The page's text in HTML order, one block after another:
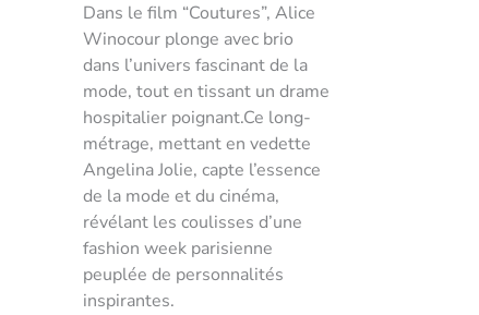
Dans le film “Coutures”, Alice
Winocour plonge avec brio
dans l’univers fascinant de la
mode, tout en tissant un drame
hospitalier poignant.Ce long-
métrage, mettant en vedette
Angelina Jolie, capte l’essence
de la mode et du cinéma,
révélant les coulisses d’une
fashion week parisienne
peuplée de personnalités
inspirantes.